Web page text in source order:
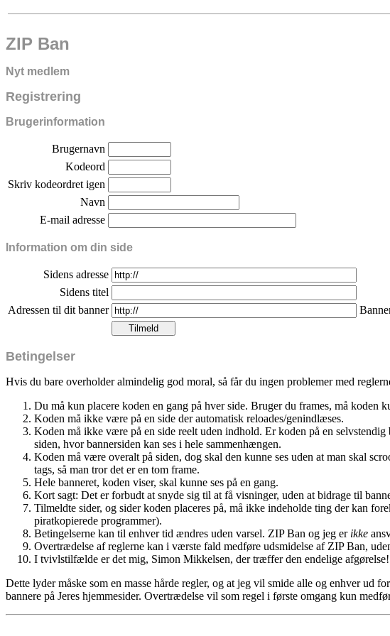
ZIP Ban
Nyt medlem
Registrering
Brugerinformation
Brugernavn
Kodeord
Skriv kodeordret igen
Navn
E-mail adresse
Information om din side
Sidens adresse
Sidens titel
Adressen til dit banner
Betingelser
Hvis du bare overholder almindelig god moral, så får du ingen problemer med
Du må kun placere koden en gang på hver side. Bruger du frames, må koden
Koden må ikke være på en side der automatisk reloades/genindlæses.
Koden må ikke være på en side reelt uden indhold. Er koden på en
siden, hvor bannersiden kan ses i hele sammenhængen.
Koden må være overalt på siden, dog skal den kunne ses uden at man skal
tags, så man tror det er en tom frame.
Hele banneret, koden viser, skal kunne ses på en gang.
Kort sagt: Det er forbudt at snyde sig til at få visninger, uden at bidrage til
Tilmeldte sider, og sider koden placeres på, må ikke indeholde ting der kan
piratkopierede programmer).
Betingelserne kan til enhver tid ændres uden varsel. ZIP Ban og jeg er ikke
Overtrædelse af reglerne kan i værste fald medføre udsmidelse af ZIP Ban,
I tvivlstilfælde er det mig, Simon Mikkelsen, der træffer den endelige afgørelse!
Dette lyder måske som en masse hårde regler, og at jeg vil smide alle og enhver
bannere på Jeres hjemmesider. Overtrædelse vil som regel i første omgang kun